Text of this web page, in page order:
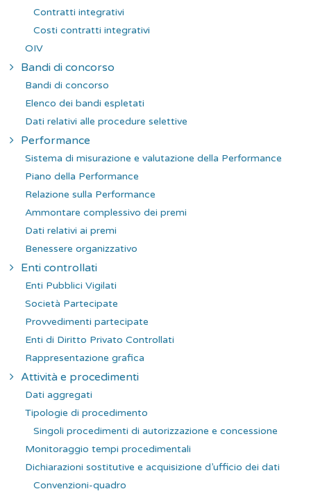
Contratti integrativi
Costi contratti integrativi
OIV
Bandi di concorso
Bandi di concorso
Elenco dei bandi espletati
Dati relativi alle procedure selettive
Performance
Sistema di misurazione e valutazione della Performance
Piano della Performance
Relazione sulla Performance
Ammontare complessivo dei premi
Dati relativi ai premi
Benessere organizzativo
Enti controllati
Enti Pubblici Vigilati
Società Partecipate
Provvedimenti partecipate
Enti di Diritto Privato Controllati
Rappresentazione grafica
Attività e procedimenti
Dati aggregati
Tipologie di procedimento
Singoli procedimenti di autorizzazione e concessione
Monitoraggio tempi procedimentali
Dichiarazioni sostitutive e acquisizione d’ufficio dei dati
Convenzioni-quadro